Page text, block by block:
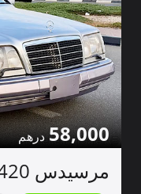
58,000
مرسيدس E420 للبيع